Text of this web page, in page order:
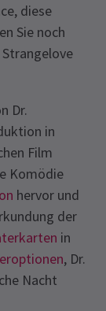
diese
Sie noch
Dr.
in
Film
Komödie
hervor und
der
in
, Dr.
Nacht